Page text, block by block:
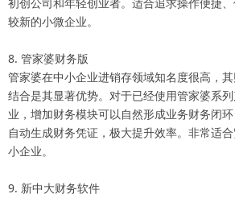
较新的小微企业。
8. 管家婆财务版
管家婆在中小企业进销存领域知名度很高，
结合是其显著优势。对于已经使用管家婆系
业，增加财务模块可以自然形成业务财务闭
自动生成财务凭证，极大提升效率。非常适
小企业。
9. 新中大财务软件